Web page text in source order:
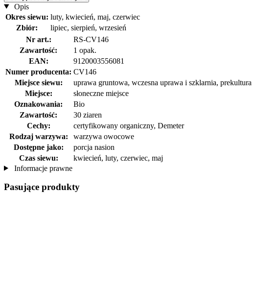
Opis
Okres siewu: luty, kwiecień, maj, czerwiec
Zbiór:
lipiec, sierpień, wrzesień
Nr art.:
RS-CV146
Zawartość:
1 opak.
EAN:
9120003556081
Numer producenta: CV146
Miejsce siewu:
uprawa gruntowa, wczesna uprawa i szklarnia, prekultura
Miejsce:
słoneczne miejsce
Oznakowania:
Bio
Zawartość:
30 ziaren
Cechy:
certyfikowany organiczny, Demeter
Rodzaj warzywa:
warzywa owocowe
Dostępne jako:
porcja nasion
Czas siewu:
kwiecień, luty, czerwiec, maj
Informacje prawne
Pasujące produkty